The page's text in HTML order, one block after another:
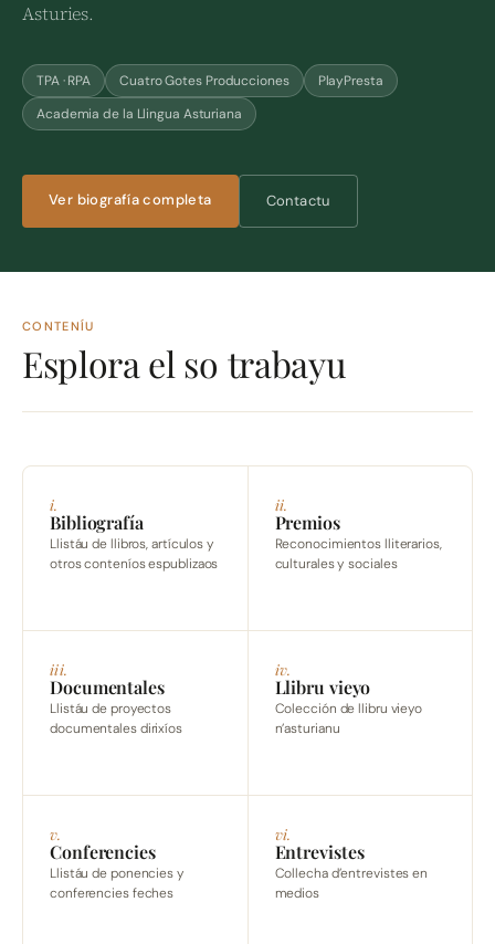
Asturies.
TPA · RPA Cuatro Gotes Producciones
PlayPresta
Academia de la Llingua Asturiana
Ver biografía completa Contactu
CONTENÍU
Esplora el so trabayu
i.
Bibliografía
Llistáu de llibros, artículos y
otros conteníos espublizaos
ii.
Premios
Reconocimientos lliterarios,
culturales y sociales
iii.
Documentales
Llistáu de proyectos
documentales dirixíos
iv.
Llibru vieyo
Colección de llibru vieyo
n’asturianu
v.
Conferencies
Llistáu de ponencies y
conferencies feches
vi.
Entrevistes
Collecha d’entrevistes en
medios